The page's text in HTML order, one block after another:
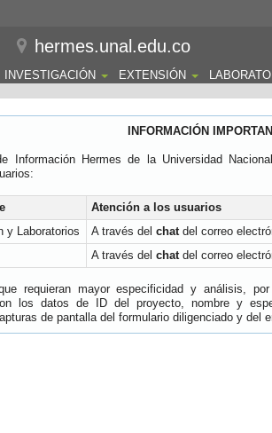
hermes.unal.edu.co
INVESTIGACIÓN EXTENSIÓN
INFORMACIÓN
Información Hermes de la Universidad
Atención a los usuarios
y Laboratorios
A través del chatdel correo
A través del chatdel correo
requieran mayor especificidad y análisis,
los datos de ID del proyecto, nombre y
de pantalla del formulario diligenciado y del